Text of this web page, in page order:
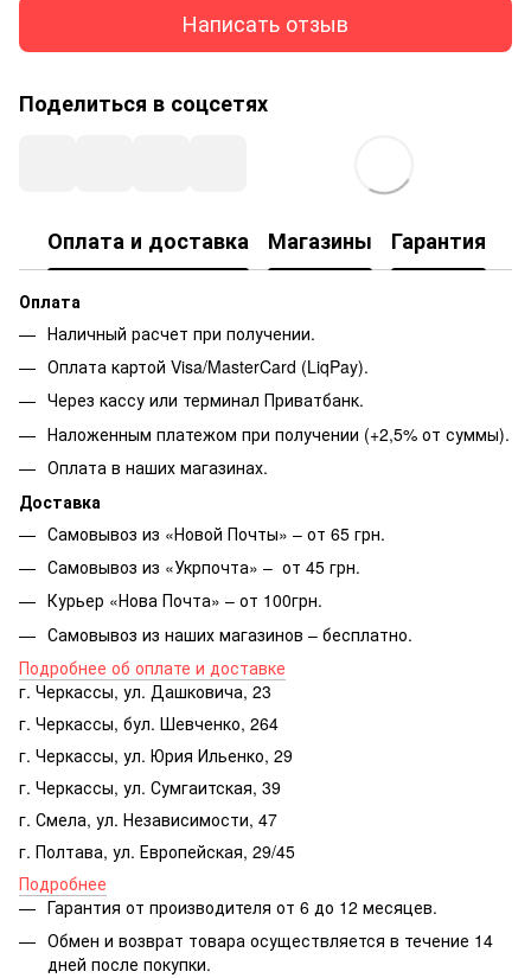
Написать отзыв
Поделиться в соцсетях
Оплата и доставка Магазины Гарантия
Оплата
Наличный расчет при получении.
Оплата картой Visa/MasterCard (LiqPay).
Через кассу или терминал Приватбанк.
Наложенным платежом при получении (+2,5% от суммы).
Оплата в наших магазинах.
Доставка
Самовывоз из «Новой Почты» – от 65 грн.
Самовывоз из «Укрпочта» – от 45 грн.
Курьер «Нова Почта» – от 100грн.
Самовывоз из наших магазинов – бесплатно.
Подробнее об оплате и доставке
г. Черкассы, ул. Дашковича, 23
г. Черкассы, бул. Шевченко, 264
г. Черкассы, ул. Юрия Ильенко, 29
г. Черкассы, ул. Сумгаитская, 39
г. Смела, ул. Независимости, 47
г. Полтава, ул. Европейская, 29/45
Подробнее
Гарантия от производителя от 6 до 12 месяцев.
Обмен и возврат товара осуществляется в течение 14
дней после покупки.